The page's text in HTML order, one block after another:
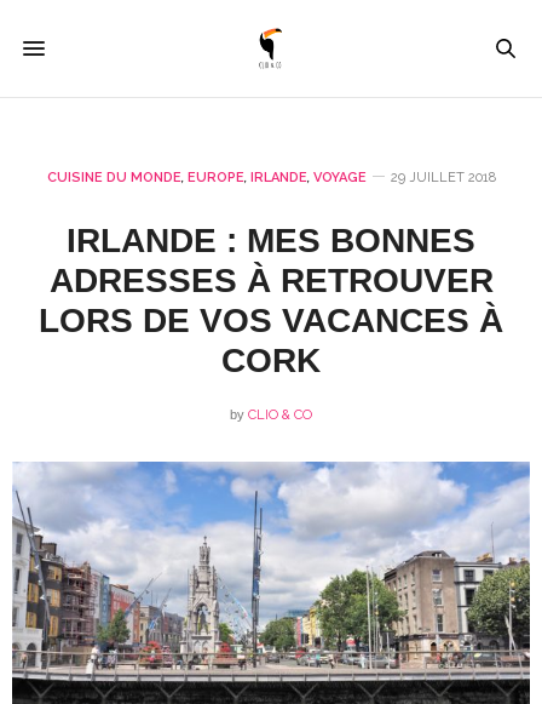
CUISINE DU MONDE, EUROPE, IRLANDE, VOYAGE 29 JUILLET 2018
IRLANDE : MES BONNES
ADRESSES À RETROUVER
LORS DE VOS VACANCES À
CORK
by CLIO & CO